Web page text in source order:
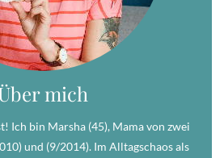
mich
Ich bin Marsha (45), Mama von zwei
und (9/2014). Im Alltagschaos als